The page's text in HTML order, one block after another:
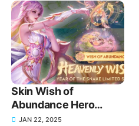
Skin Wish of
Abundance Hero
Consort Yu di HOK
JAN 22, 2025